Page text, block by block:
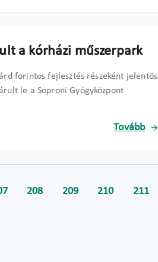
a kórházi műszerpark
forintos fejlesztés részeként jelentős
le a Soproni Gyógyközpont
Tovább
208 209 210 211